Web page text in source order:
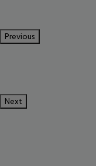
Previous
Next